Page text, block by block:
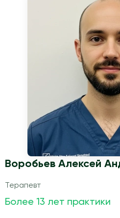
Воробьев Алексей
Терапевт
Более 13 лет практики